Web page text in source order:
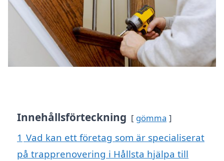
Innehållsförteckning gömma
1 Vad kan ett företag som är specialiserat
på trapprenovering i Hållsta hjälpa till